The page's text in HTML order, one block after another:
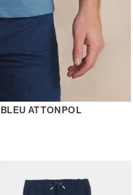
ATTONPOL